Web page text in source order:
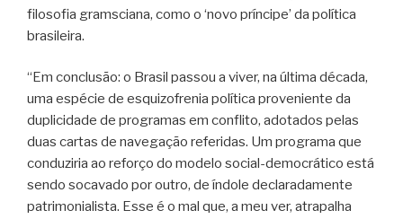
filosofia gramsciana, como o ‘novo príncipe’ da política
brasileira.
“Em conclusão: o Brasil passou a viver, na última década,
uma espécie de esquizofrenia política proveniente da
duplicidade de programas em conflito, adotados pelas
duas cartas de navegação referidas. Um programa que
conduziria ao reforço do modelo social-democrático está
sendo socavado por outro, de índole declaradamente
patrimonialista. Esse é o mal que, a meu ver, atrapalha